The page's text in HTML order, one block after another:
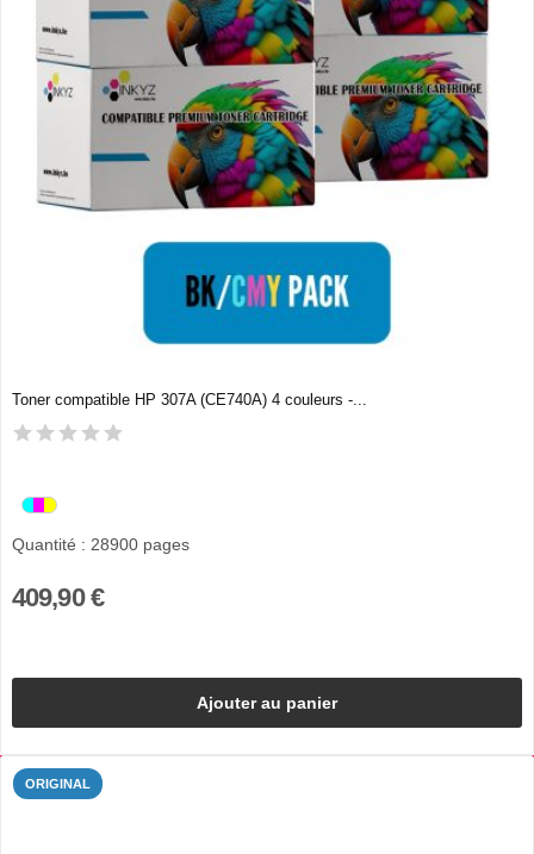
Toner compatible HP 307A (CE740A) 4 couleurs -...
Quantité : 28900 pages
409,90 €
Ajouter au panier
ORIGINAL